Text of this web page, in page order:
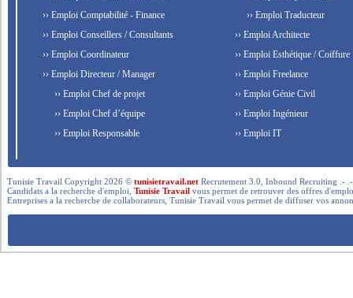
›› Emploi Comptabilité - Finance
›› Emploi Conseillers / Consultants
›› Emploi Coordinateur
›› Emploi Directeur / Manager
›› Emploi Chef de projet
›› Emploi Chef d’équipe
›› Emploi Responsable
›› Emploi Traducteur
›› Emploi Architecte
›› Emploi Esthétique / Coiffure
›› Emploi Freelance
›› Emploi Génie Civil
›› Emploi Ingénieur
›› Emploi IT
Tunisie Travail Copyright 2026 ©tunisietravail.net Recrutement 3.0, Inbound Recruiting .-
Candidats a la recherche d'emploi,Tunisie Travail vous permet de retrouver des offres
Entreprises a la recherche de collaborateurs, Tunisie Travail vous permet de diffuser vos